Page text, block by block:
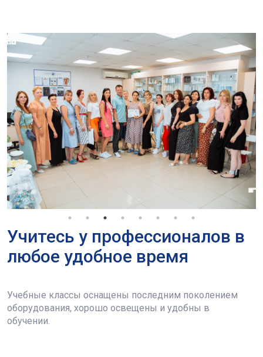
Учитесь у профессионалов в
любое удобное время
Учебные классы оснащены последним поколением
оборудования, хорошо освещены и удобны в
обучении.